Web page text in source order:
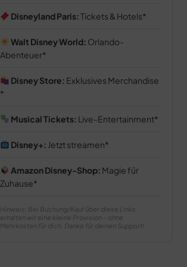
Disneyland Paris:Tickets & Hotels
Walt Disney World: Orlando-
Abenteuer
Disney Store: Exklusives Merchandise
Musical Tickets: Live-Entertainment
Disney+: Jetzt streamen
Amazon Disney-Shop: Magie für
Zuhause
Hinweis: Bei Buchung/Kauf über diese Links
erhalten wir eine kleine Provision – ohne
Mehrkosten für dich. Danke für deinen Support!